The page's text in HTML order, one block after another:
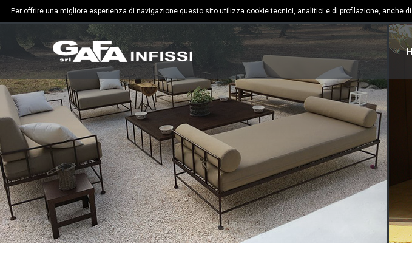
Per offrire una migliore esperienza di navigazione questo sito utilizza cookie tecnici, analitici e di profilazione,